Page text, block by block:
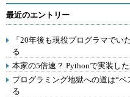
最近のエントリー
「20年後も現役プログラマで
る
本家の5倍速？ Pythonで実装し
プログラミング地獄への道は“
る